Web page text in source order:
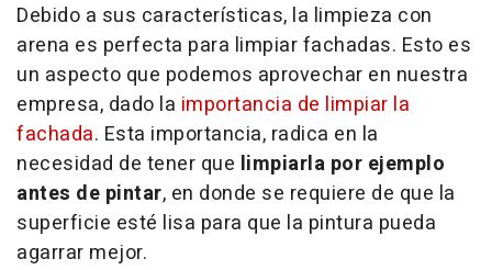
Debido a sus características, la limpieza con
arena es perfecta para limpiar fachadas. Esto es
un aspecto que podemos aprovechar en nuestra
empresa, dado la importancia de limpiar la
fachada. Esta importancia, radica en la
necesidad de tener que limpiarla por ejemplo
antes de pintar, en donde se requiere de que la
superficie esté lisa para que la pintura pueda
agarrar mejor.